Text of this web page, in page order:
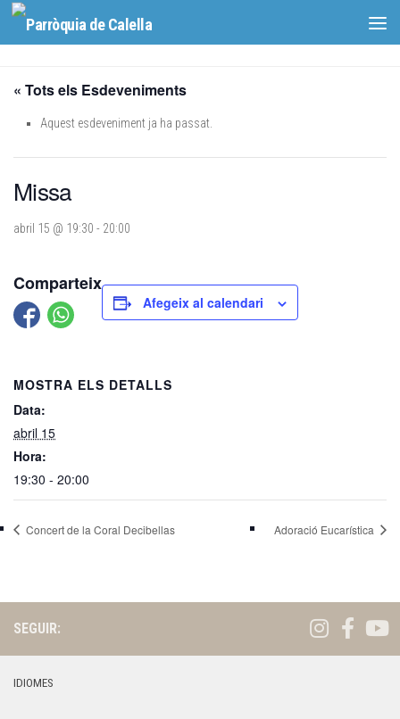
Skip to content
« Tots els Esdeveniments
Aquest esdeveniment ja ha passat.
Missa
abril 15 @ 19:30 - 20:00
Comparteix
Afegeix al calendari
MOSTRA ELS DETALLS
Data:
abril 15
Hora:
19:30 - 20:00
Concert de la Coral Decibellas Adoració Eucarística
SEGUIR:
IDIOMES